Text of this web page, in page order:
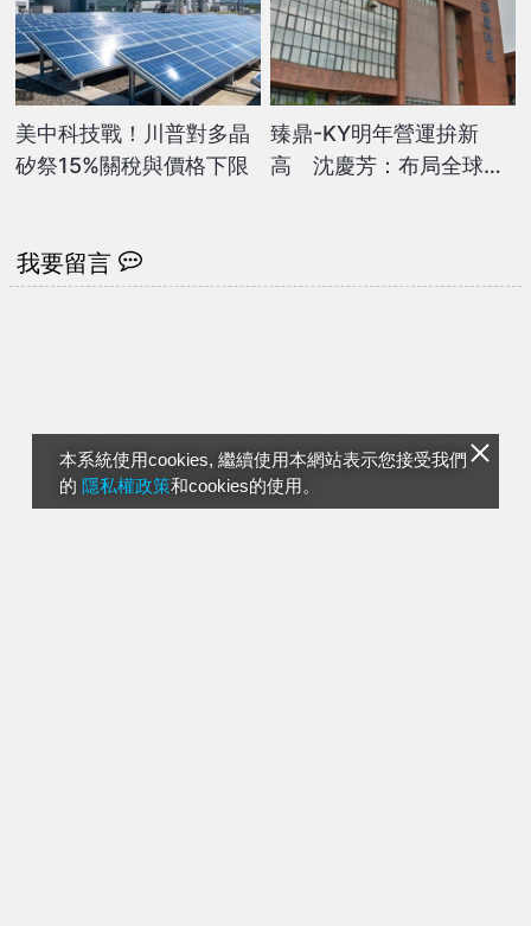
本系統使用cookies, 繼續使用本網站表示您接受我們
的 隱私權政策和cookies的使用。
美中科技戰！川普對多晶
矽祭15%關稅與價格下限
臻鼎-KY明年營運拚新
高 沈慶芳：布局全球發
我要留言